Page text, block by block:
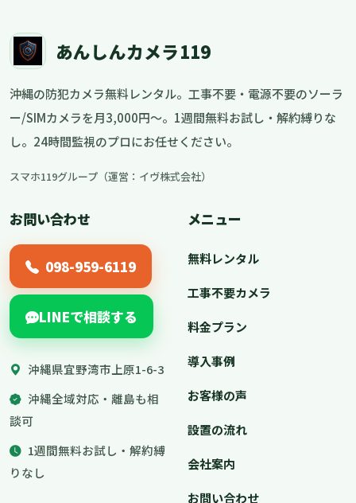
あんしんカメラ119
沖縄の防犯カメラ無料レンタル。工事不要・電源不要のソーラ
ー/SIMカメラを月3,000円〜。1週間無料お試し・解約縛りな
し。24時間監視のプロにお任せください。
スマホ119グループ（運営：イヴ株式会社）
お問い合わせ
098-959-6119
LINEで相談する
沖縄県宜野湾市上原1-6-3
沖縄全域対応・離島も相
談可
1週間無料お試し・解約縛
りなし
メニュー
無料レンタル
工事不要カメラ
料金プラン
導入事例
お客様の声
設置の流れ
会社案内
お問い合わせ